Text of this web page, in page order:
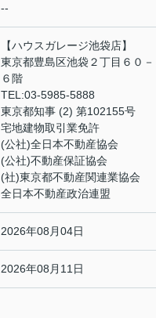
--
【ハウスガレージ池袋店】
東京都豊島区池袋２丁目６０
６階
TEL:03-5985-5888
東京都知事 (2) 第102155号
宅地建物取引業免許
(公社)全日本不動産協会
(公社)不動産保証協会
(社)東京都不動産関連業協会
全日本不動産政治連盟
2026年08月04日
2026年08月11日